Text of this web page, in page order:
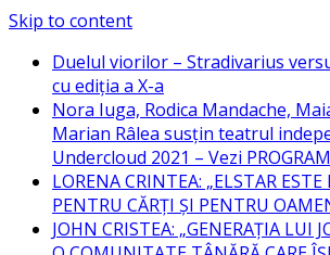
Skip to content
Duelul viorilor – Stradivarius
cu ediția a X-a
Nora Iuga, Rodica Mandache,
Marian Râlea susțin teatrul
Undercloud 2021 – Vezi
LORENA CRINTEA: „ELSTAR
PENTRU CĂRȚI ȘI PENTRU
JOHN CRISTEA: „GENERAȚIA LUI